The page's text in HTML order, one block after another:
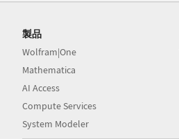
製品
Wolfram|One
Mathematica
AI Access
Compute Services
System Modeler